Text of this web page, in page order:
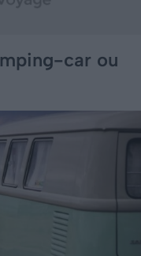
car ou